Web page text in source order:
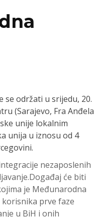
se održati u srijedu, 20.
(Sarajevo, Fra Anđela
unije lokalnim
unija u iznosu od 4
nezaposlenih
će biti
je Međunarodna
prve faze
u BiH i onih